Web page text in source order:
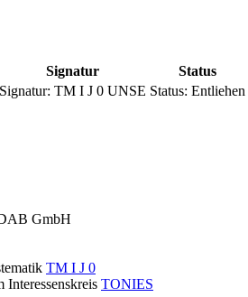
Signatur Status
Signatur: TM I J 0 UNSE Status: Entliehen
GmbH
TM I J 0
Interessenskreis TONIES